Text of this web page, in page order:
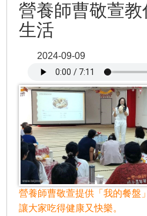
營養師曹敬萱
生活
2024-09-09
營養師曹敬萱提供「我的餐盤
讓大家吃得健康又快樂。